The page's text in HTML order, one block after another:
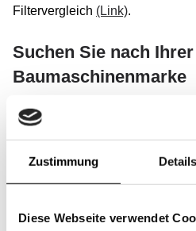
Zustimmung Details
Diese Webseite verwendet
Filtervergleich (Link).
Suchen Sie nach Ihrer
Baumaschinenmarke
Wir bieten Filter, die mit allen
Construction Equipment,
Yamaha, Dieci, Astra oder